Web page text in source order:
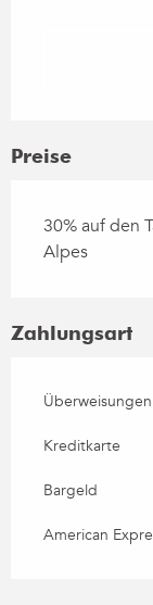
Preise
30% auf den
Alpes
Zahlungsart
Überweisungen
Kreditkarte
Bargeld
American